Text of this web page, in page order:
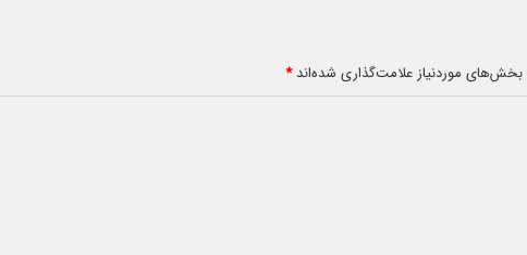
بخش‌های موردنیاز علامت‌گذاری شده‌اند*